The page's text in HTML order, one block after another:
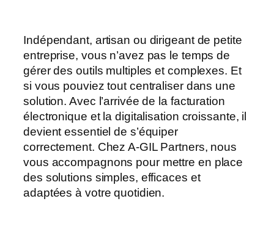
Indépendant, artisan ou dirigeant de petite
entreprise, vous n’avez pas le temps de
gérer des outils multiples et complexes. Et
si vous pouviez tout centraliser dans une
solution. Avec l’arrivée de la facturation
électronique et la digitalisation croissante, il
devient essentiel de s’équiper
correctement. Chez A-GIL Partners, nous
vous accompagnons pour mettre en place
des solutions simples, efficaces et
adaptées à votre quotidien.